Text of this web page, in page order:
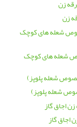
شعله های کوچک
شعله پلوپز)
اجاق گاز